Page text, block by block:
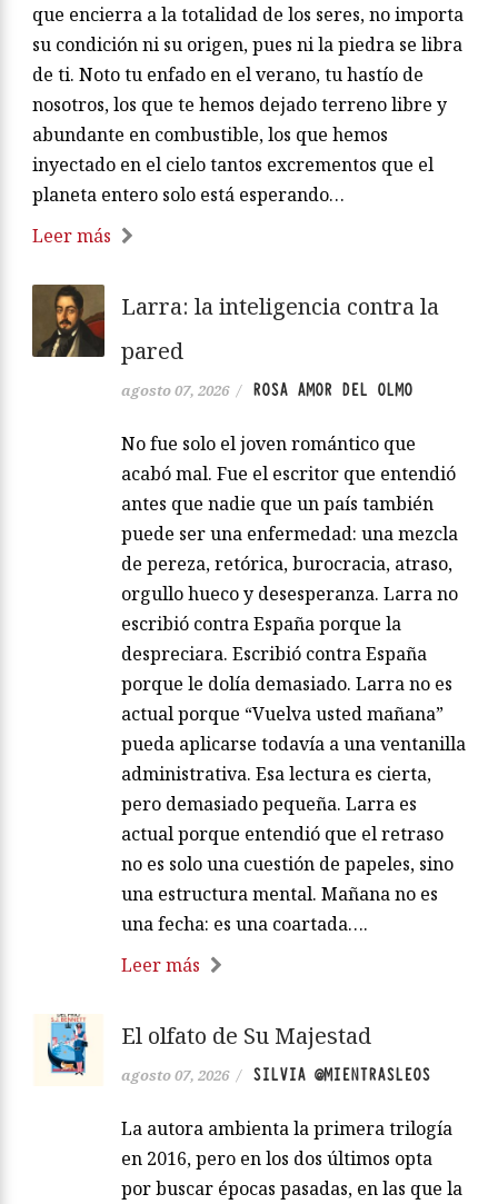
que encierra a la totalidad de los seres, no importa
su condición ni su origen, pues ni la piedra se libra
de ti. Noto tu enfado en el verano, tu hastío de
nosotros, los que te hemos dejado terreno libre y
abundante en combustible, los que hemos
inyectado en el cielo tantos excrementos que el
planeta entero solo está esperando…
Leer más
Larra: la inteligencia contra la
pared
agosto 07, 2026 / ROSA AMOR DEL OLMO
No fue solo el joven romántico que
acabó mal. Fue el escritor que entendió
antes que nadie que un país también
puede ser una enfermedad: una mezcla
de pereza, retórica, burocracia, atraso,
orgullo hueco y desesperanza. Larra no
escribió contra España porque la
despreciara. Escribió contra España
porque le dolía demasiado. Larra no es
actual porque “Vuelva usted mañana”
pueda aplicarse todavía a una ventanilla
administrativa. Esa lectura es cierta,
pero demasiado pequeña. Larra es
actual porque entendió que el retraso
no es solo una cuestión de papeles, sino
una estructura mental. Mañana no es
una fecha: es una coartada….
Leer más
El olfato de Su Majestad
agosto 07, 2026 / SILVIA @MIENTRASLEOS
La autora ambienta la primera trilogía
en 2016, pero en los dos últimos opta
por buscar épocas pasadas, en las que la